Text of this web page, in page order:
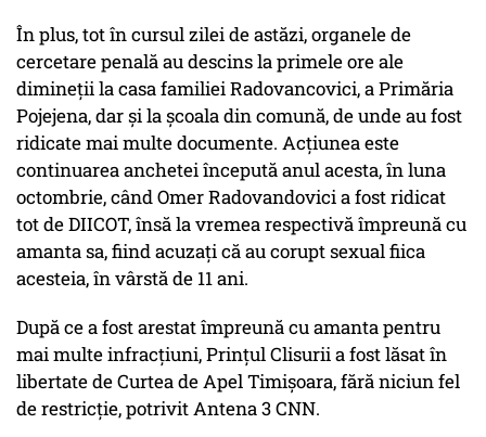
În plus, tot în cursul zilei de astăzi, organele de
cercetare penală au descins la primele ore ale
dimineții la casa familiei Radovancovici, a Primăria
Pojejena, dar și la școala din comună, de unde au fost
ridicate mai multe documente. Acțiunea este
continuarea anchetei începută anul acesta, în luna
octombrie, când Omer Radovandovici a fost ridicat
tot de DIICOT, însă la vremea respectivă împreună cu
amanta sa, fiind acuzaţi că au corupt sexual fiica
acesteia, în vârstă de 11 ani.
După ce a fost arestat împreună cu amanta pentru
mai multe infracţiuni, Prințul Clisurii a fost lăsat în
libertate de Curtea de Apel Timişoara, fără niciun fel
de restricţie, potrivit Antena 3 CNN.